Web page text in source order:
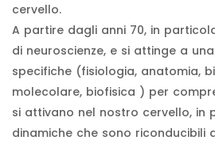
cervello.
A partire dagli anni 70, in
di neuroscienze, e si attinge a
specifiche (fisiologia, anatomia,
molecolare, biofisica ) per
si attivano nel nostro cervello, in
dinamiche che sono riconducibili